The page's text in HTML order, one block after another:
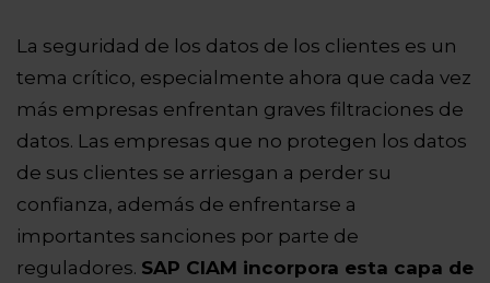
La seguridad de los datos de los clientes es un
tema crítico, especialmente ahora que cada vez
más empresas enfrentan graves filtraciones de
datos. Las empresas que no protegen los datos
de sus clientes se arriesgan a perder su
confianza, además de enfrentarse a
importantes sanciones por parte de
reguladores. SAP CIAM incorpora esta capa de